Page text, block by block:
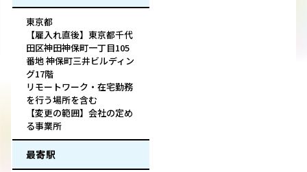
東京都
【雇入れ直後】東京都千代
田区神田神保町一丁目105
番地 神保町三井ビルディン
グ17階
リモートワーク・在宅勤務
を行う場所を含む
【変更の範囲】会社の定め
る事業所
最寄駅